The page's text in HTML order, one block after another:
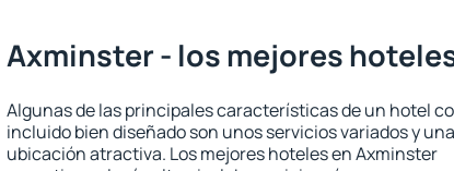
Axminster - los mejores
Algunas de las principales características de un hotel
incluido bien diseñado son unos servicios variados y una
ubicación atractiva. Los mejores hoteles en Axminster